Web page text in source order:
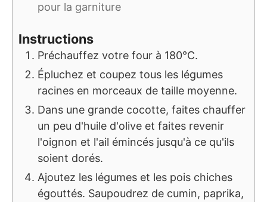
pour la garniture
Instructions
Préchauffez votre four à 180°C.
Épluchez et coupez tous les légumes
racines en morceaux de taille moyenne.
Dans une grande cocotte, faites chauffer
un peu d'huile d'olive et faites revenir
l'oignon et l'ail émincés jusqu'à ce qu'ils
soient dorés.
Ajoutez les légumes et les pois chiches
égouttés. Saupoudrez de cumin, paprika,